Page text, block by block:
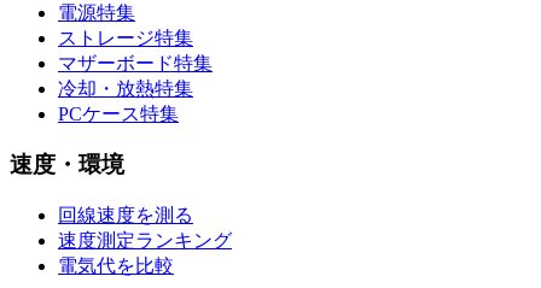
電源特集
ストレージ特集
マザーボード特集
冷却・放熱特集
PCケース特集
速度・環境
回線速度を測る
速度測定ランキング
電気代を比較